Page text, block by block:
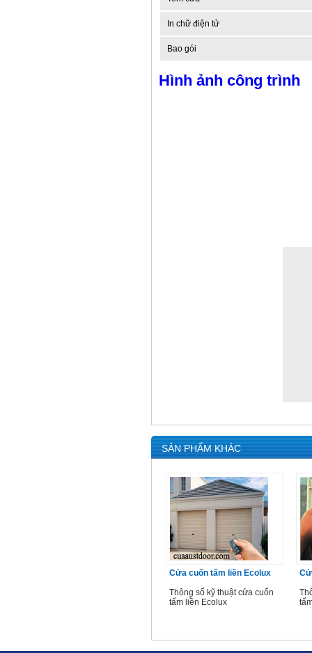
In chữ điện tử
Bao gói
Hình ảnh công trình
SẢN PHẨM KHÁC
Cửa cuốn tấm liền Ecolux
Thông số kỹ thuật cửa cuốn
tấm liền Ecolux